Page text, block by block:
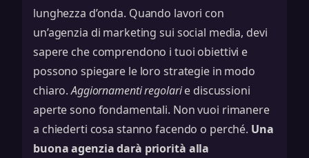
lunghezza d’onda. Quando lavori con
un’agenzia di marketing sui social media, devi
sapere che comprendono i tuoi obiettivi e
possono spiegare le loro strategie in modo
chiaro.Aggiornamenti regolarie discussioni
aperte sono fondamentali. Non vuoi rimanere
a chiederti cosa stanno facendo o perché. Una
buona agenzia darà priorità alla